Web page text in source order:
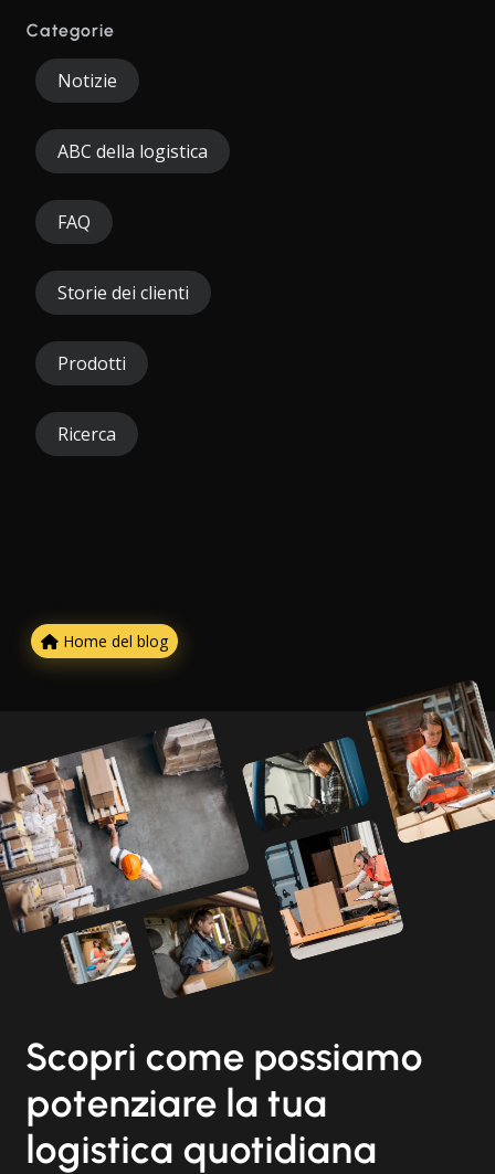
Categorie
Notizie
ABC della logistica
FAQ
Storie dei clienti
Prodotti
Ricerca
Home del blog
Scopri come possiamo
potenziare la tua
logistica quotidiana